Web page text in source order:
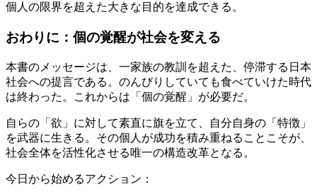
個人の限界を超えた大きな目的を達成できる。
おわりに：個の覚醒が社会を変える
本書のメッセージは、一家族の教訓を超えた、停滞する日本
社会への提言である。のんびりしていても食べていけた時代
は終わった。これからは「個の覚醒」が必要だ。
自らの「欲」に対して素直に旗を立て、自分自身の「特徴」
を武器に生きる。その個人が成功を積み重ねることこそが、
社会全体を活性化させる唯一の構造改革となる。
今日から始めるアクション：